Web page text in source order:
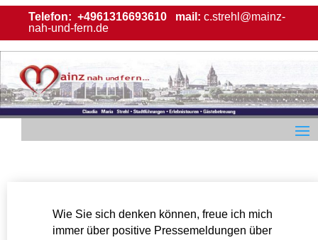
Telefon: +4961316693610 mail: c.strehl@mainz-
nah-und-fern.de
Wie Sie sich denken können, freue ich mich
immer über positive Pressemeldungen über